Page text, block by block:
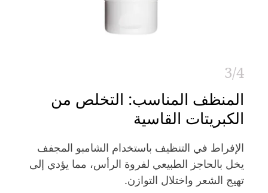
3/4
المنظف المناسب: التخلص من
الكبريتات القاسية
الإفراط في التنظيف باستخدام الشامبو المجفف
يخل بالحاجز الطبيعي لفروة الرأس، مما يؤدي إلى
تهيج الشعر واختلال التوازن.